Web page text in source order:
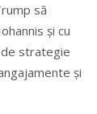
să
și cu
de strategie
și